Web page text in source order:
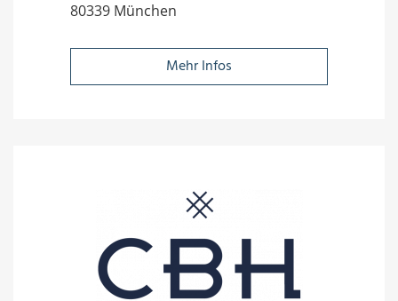
80339 München
Mehr Infos